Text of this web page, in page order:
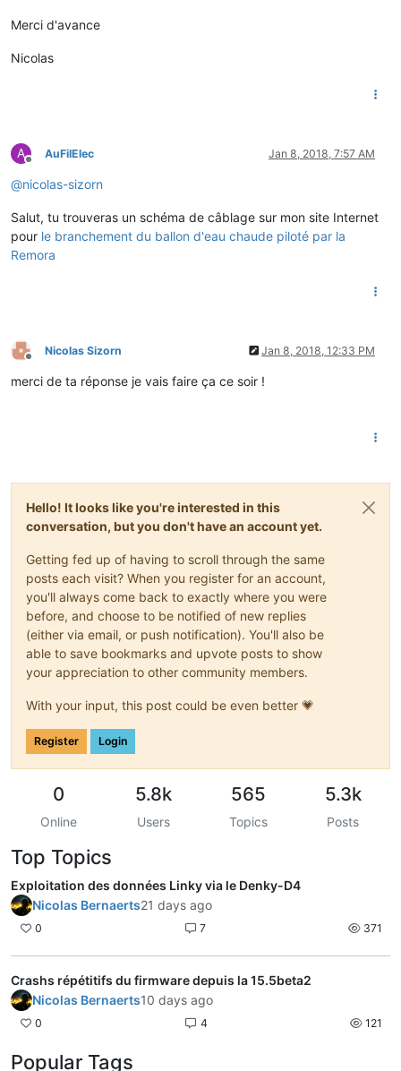
Merci d'avance
Nicolas
A
Offline
AuFilElec Jan 8, 2018, 7:57 AM
@nicolas-sizorn
Salut, tu trouveras un schéma de câblage sur mon site Internet
pour le branchement du ballon d'eau chaude piloté par la
Remora
Offline
Nicolas Sizorn Jan 8, 2018, 12:33 PM
merci de ta réponse je vais faire ça ce soir !
Hello! It looks like you're interested in this
conversation, but you don't have an account yet.
Getting fed up of having to scroll through the same
posts each visit? When you register for an account,
you'll always come back to exactly where you were
before, and choose to be notified of new replies
(either via email, or push notification). You'll also be
able to save bookmarks and upvote posts to show
your appreciation to other community members.
With your input, this post could be even better 💗
Register Login
0
Online
5.8k
Users
565
Topics
5.3k
Posts
Top Topics
Exploitation des données Linky via le Denky-D4
Nicolas Bernaerts21 days ago
0 7 371
Crashs répétitifs du firmware depuis la 15.5beta2
Nicolas Bernaerts10 days ago
0 4 121
Popular Tags